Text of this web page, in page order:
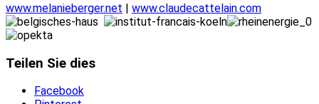
www.melanieberger.net | www.claudecattelain.com
Teilen Sie dies
Facebook